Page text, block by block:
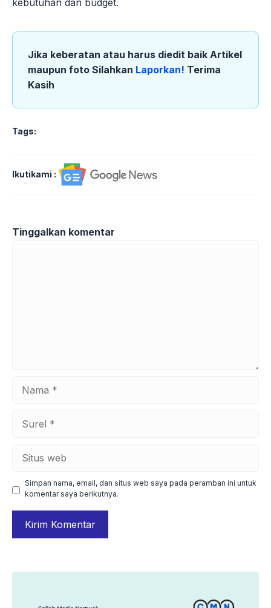
kebutuhan dan budget.
Jika keberatan atau harus diedit baik Artikel
maupun foto Silahkan Laporkan! Terima
Kasih
Tags:
Ikutikami :
Tinggalkan komentar
web
Simpan nama, email, dan situs web saya pada peramban ini untuk
komentar saya berikutnya.